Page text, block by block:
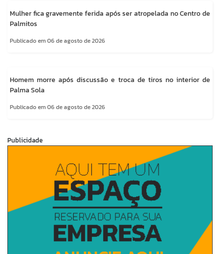
Mulher fica gravemente ferida após ser atropelada no Centro de
Palmitos
Publicado em 06 de agosto de 2026
Homem morre após discussão e troca de tiros no interior de
Palma Sola
Publicado em 06 de agosto de 2026
Publicidade